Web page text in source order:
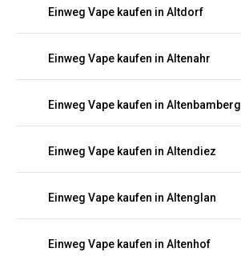
Einweg Vape kaufen in Altdorf
Einweg Vape kaufen in Altenahr
Einweg Vape kaufen in Altenbamberg
Einweg Vape kaufen in Altendiez
Einweg Vape kaufen in Altenglan
Einweg Vape kaufen in Altenhof